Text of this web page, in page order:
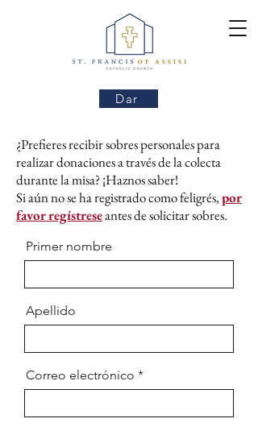
Dar
¿Prefieres recibir sobres personales para
realizar donaciones a través de la colecta
durante la misa? ¡Haznos saber!
Si aún no se ha registrado como feligrés,​​por
favorregístreseantes de solicitar sobres.
Primer nombre
Apellido
Correo electrónico